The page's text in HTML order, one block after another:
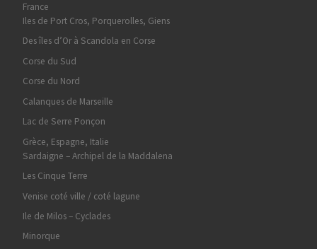
France
Iles de Port Cros, Porquerolles, Giens
Des îles d’Or à Scandola en Corse
Corse du Sud
Corse du Nord
Calanques de Marseille
Lac de Serre Ponçon
Grèce, Espagne, Italie
Sardaigne – Archipel de la Maddalena
Les Cinque Terre
Venise coté ville / coté lagune
Ile de Milos – Cyclades
Minorque